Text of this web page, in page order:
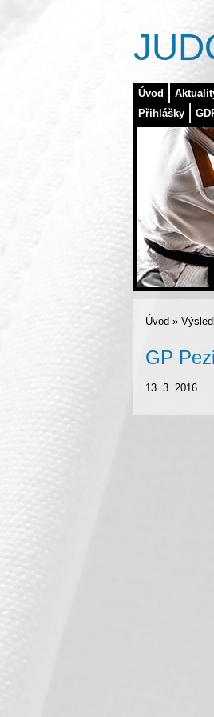
Úvod
Přihlášky
Úvod »
GP
13. 3. 2016